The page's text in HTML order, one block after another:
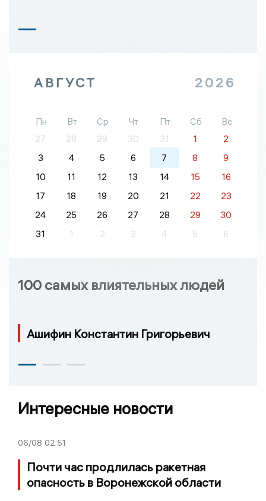
АВГУСТ 2026
Пн Вт Ср Чт Пт Сб
Вс
27
28 29 30 31 1
2
3
4 5 6 7 8
9
10
11 12 13 14 15
16
17
18 19 20 21 22
23
24
25 26 27 28 29
30
31
1 2 3 4 5 6
100 самых влиятельных людей
Ашифин Константин Григорьевич
Интересные новости
06/08 02:51
Почти час продлилась ракетная
опасность в Воронежской области